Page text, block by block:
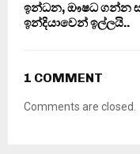
ඉන්ධන, ඖෂධ ගන්න
ඉන්දියාවෙන් ඉල්ලයි..
1 COMMENT
Comments are closed.